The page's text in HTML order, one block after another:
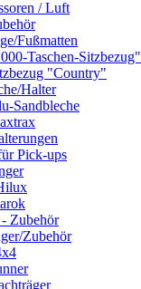
/ Luft
Fußmatten
Taschen-Sitzbezug"
"Country"
Halter
Sandbleche
Pick-ups
Zubehör
Zubehör